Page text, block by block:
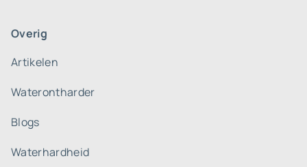
Overig
Artikelen
Waterontharder
Blogs
Waterhardheid